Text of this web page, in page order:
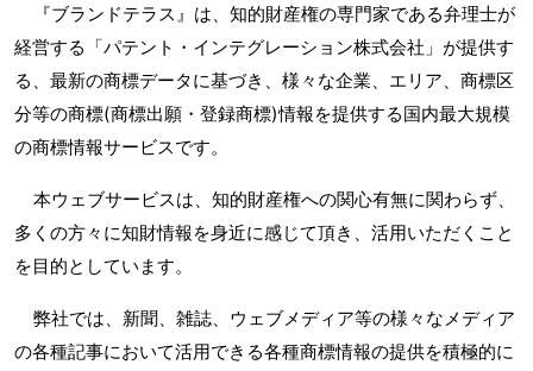
『ブランドテラス』は、知的財産権の専門家である弁理士が
経営する「パテント・インテグレーション株式会社」が提供す
る、最新の商標データに基づき、様々な企業、エリア、商標区
分等の商標(商標出願・登録商標)情報を提供する国内最大規模
の商標情報サービスです。
本ウェブサービスは、知的財産権への関心有無に関わらず、
多くの方々に知財情報を身近に感じて頂き、活用いただくこと
を目的としています。
弊社では、新聞、雑誌、ウェブメディア等の様々なメディア
の各種記事において活用できる各種商標情報の提供を積極的に